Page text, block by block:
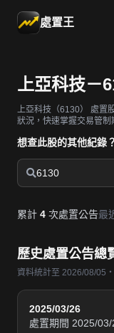
處置王
上亞科技－
上亞科技（6130）
處置
狀況，快速掌握交易管制
想查此股的其他紀錄？
6130
累計 4 次處置公告最
歷史處置公告總
資料統計至 2026/08/05
2025/03/26
處置期間 2025/03/